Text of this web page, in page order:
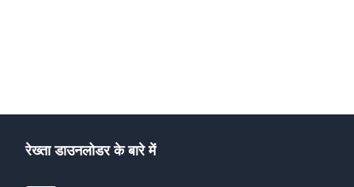
रेख्ता डाउनलोडर के बारे में